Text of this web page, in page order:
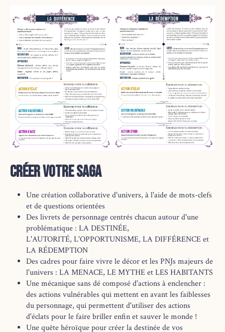
Créer votre saga
Une création collaborative d'univers, à l'aide de mots-clefs
et de questions orientées
Des livrets de personnage centrés chacun autour d'une
problématique : LA DESTINÉE,
L'AUTORITÉ, L'OPPORTUNISME, LA DIFFÉRENCE et
LA RÉDEMPTION
Des cadres pour faire vivre le décor et les PNJs majeurs de
l'univers : LA MENACE, LE MYTHE et LES HABITANTS
Une mécanique sans dé composé d'actions à enclencher :
des actions vulnérables qui mettent en avant les faiblesses
du personnage, qui permettent d'utiliser des actions
d'éclats pour le faire briller enfin et sauver le monde !
Une quête héroïque pour créer la destinée de vos